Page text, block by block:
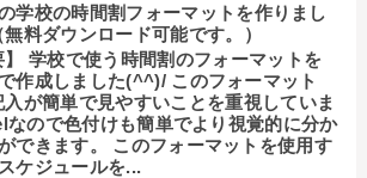
学校の時間割フォーマットを作りまし
料ダウンロード可能です。）
】 学校で使う時間割のフォーマットを
作成しました(^^)/ このフォーマット
入が簡単で見やすいことを重視していま
ので色付けも簡単でより視覚的に分か
できます。 このフォーマットを使用す
ケジュールを...